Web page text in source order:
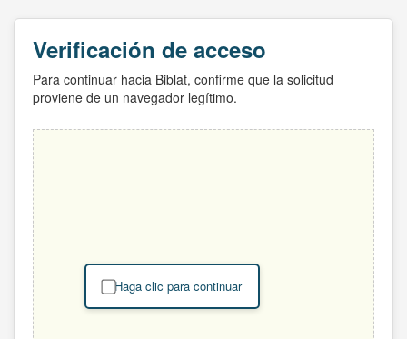
Verificación de acceso
Para continuar hacia Biblat, confirme que la solicitud
proviene de un navegador legítimo.
Haga clic para continuar